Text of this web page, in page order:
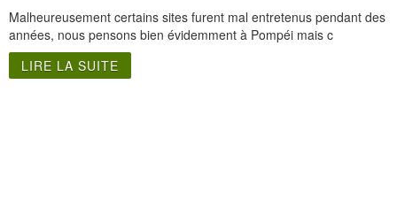
Malheureusement certains sites furent mal entretenus pendant des
années, nous pensons bien évidemment à Pompéi mais c
LIRE LA SUITE